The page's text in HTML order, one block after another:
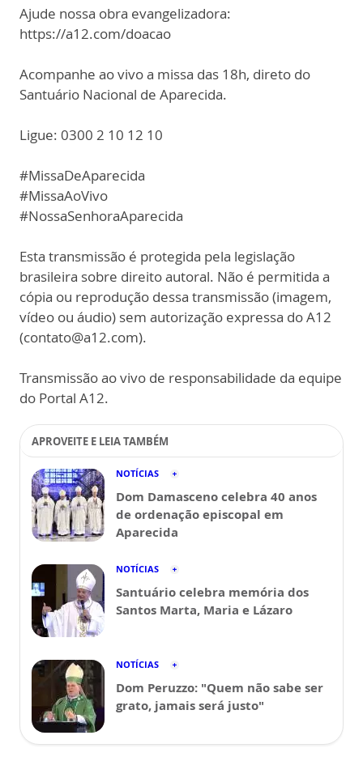
Ajude nossa obra evangelizadora:
https://a12.com/doacao
Acompanhe ao vivo a missa das 18h, direto do
Santuário Nacional de Aparecida.
Ligue: 0300 2 10 12 10
#MissaDeAparecida
#MissaAoVivo
#NossaSenhoraAparecida
Esta transmissão é protegida pela legislação
brasileira sobre direito autoral. Não é permitida a
cópia ou reprodução dessa transmissão (imagem,
vídeo ou áudio) sem autorização expressa do A12
(contato@a12.com).
Transmissão ao vivo de responsabilidade da equipe
do Portal A12.
APROVEITE E LEIA TAMBÉM
NOTÍCIAS
Dom Damasceno celebra 40 anos
de ordenação episcopal em
Aparecida
NOTÍCIAS
Santuário celebra memória dos
Santos Marta, Maria e Lázaro
NOTÍCIAS
Dom Peruzzo: "Quem não sabe ser
grato, jamais será justo"